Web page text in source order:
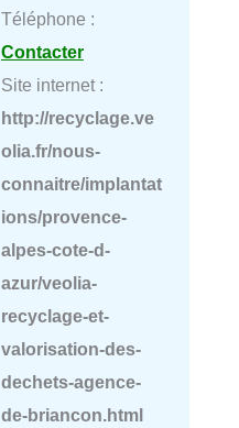
Téléphone :
Contacter
Site internet :
http://recyclage.ve
olia.fr/nous-
connaitre/implantat
ions/provence-
alpes-cote-d-
azur/veolia-
recyclage-et-
valorisation-des-
dechets-agence-
de-briancon.html